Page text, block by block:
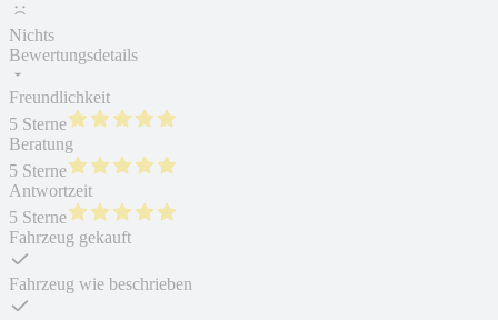
Nichts
Bewertungsdetails
Freundlichkeit
5 Sterne
Beratung
5 Sterne
Antwortzeit
5 Sterne
Fahrzeug gekauft
Fahrzeug wie beschrieben